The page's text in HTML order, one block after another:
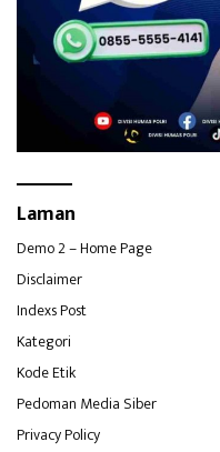
Laman
Demo 2 – Home Page
Disclaimer
Indexs Post
Kategori
Kode Etik
Pedoman Media Siber
Privacy Policy